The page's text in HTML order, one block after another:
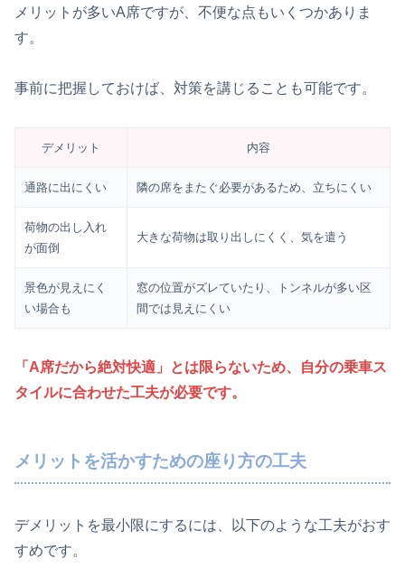
メリットが多いA席ですが、不便な点もいくつかありま
す。
事前に把握しておけば、対策を講じることも可能です。
デメリット 内容
通路に出にくい 隣の席をまたぐ必要があるため、立ちにくい
荷物の出し入れ
が面倒
大きな荷物は取り出しにくく、気を遣う
景色が見えにく
い場合も
窓の位置がズレていたり、トンネルが多い区
間では見えにくい
「A席だから絶対快適」とは限らないため、自分の乗車ス
タイルに合わせた工夫が必要です。
メリットを活かすための座り方の工夫
デメリットを最小限にするには、以下のような工夫がおす
すめです。